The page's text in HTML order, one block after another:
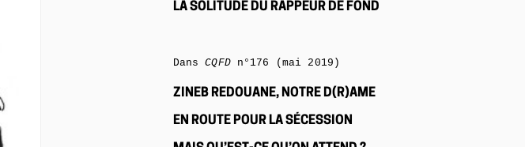
LA SOLITUDE DU RAPPEUR DE FOND
DansCQFDn°176 (mai 2019)
ZINEB REDOUANE, NOTRE D(R)AME
EN ROUTE POUR LA SÉCESSION